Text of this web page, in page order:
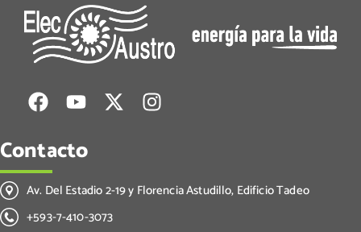
Contacto
Av. Del Estadio 2-19 y Florencia Astudillo, Edificio Tadeo
+593-7-410-3073